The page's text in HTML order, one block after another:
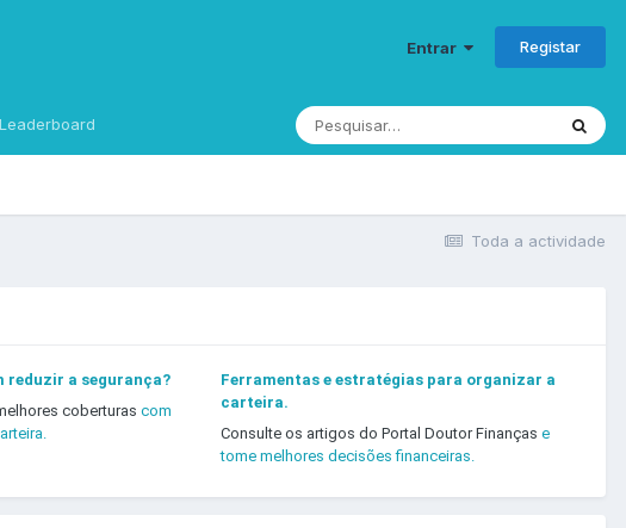
Entrar Registar
Leaderboard
Toda a actividade
reduzir a segurança?
coberturascom
Ferramentas e estratégias para organizar a
carteira.
Consulte os artigos do Portal Doutor Finanças e
tome melhores decisões financeiras.